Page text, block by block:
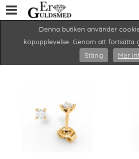
Denna butiken använder
köpupplevelse. Genom att fortsätta
Stäng
Mer